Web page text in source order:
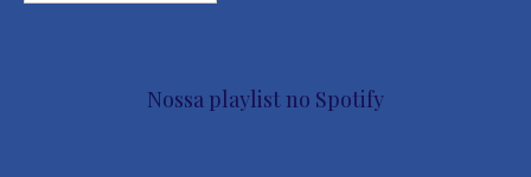
Nossa playlist no Spotify